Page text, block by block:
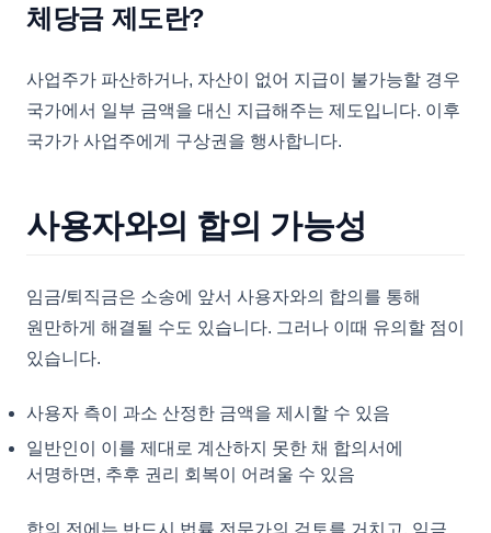
체당금 제도란?
사업주가 파산하거나, 자산이 없어 지급이 불가능할 경우
국가에서 일부 금액을 대신 지급해주는 제도입니다. 이후
국가가 사업주에게 구상권을 행사합니다.
사용자와의 합의 가능성
임금/퇴직금은 소송에 앞서 사용자와의 합의를 통해
원만하게 해결될 수도 있습니다. 그러나 이때 유의할 점이
있습니다.
사용자 측이 과소 산정한 금액을 제시할 수 있음
일반인이 이를 제대로 계산하지 못한 채 합의서에
서명하면, 추후 권리 회복이 어려울 수 있음
합의 전에는 반드시 법률 전문가의 검토를 거치고, 임금